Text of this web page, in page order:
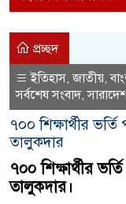
প্রচ্ছদ
ইতিহাস,জাতীয়,
সর্বশেষ সংবাদ,
৭০০ শিক্ষার্থীর
তালুকদার
৭০০ শিক্ষার্থীর
তালুকদার।